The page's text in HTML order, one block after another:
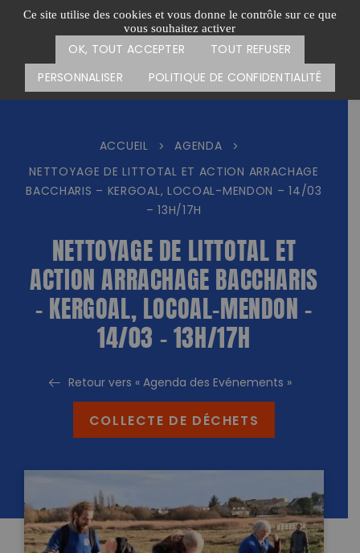
Ce site utilise des cookies et vous donne le contrôle sur ce que
vous souhaitez activer
OK, TOUT ACCEPTER
TOUT REFUSER
PERSONNALISER
POLITIQUE DE CONFIDENTIALITÉ
Passer
Menu
CARTE DES ACTIONS FAIRE UN DON
ACCUEIL > AGENDA
>
NETTOYAGE DE LITTOTAL ET ACTION ARRACHAGE
BACCHARIS – KERGOAL, LOCOAL-MENDON – 14/03
– 13H/17H
NETTOYAGE DE LITTOTAL ET
ACTION ARRACHAGE BACCHARIS
– KERGOAL, LOCOAL-MENDON –
14/03 – 13H/17H
Retour vers « Agenda des Evénements »
COLLECTE DE DÉCHETS